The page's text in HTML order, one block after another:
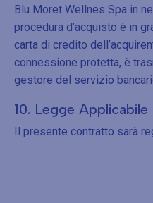
Blu Moret Wellnes Spa in
procedura d’acquisto è in
carta di credito
connessione protetta, è
gestore del servizio
10. Legge Applicabile
Il presente contratto sarà